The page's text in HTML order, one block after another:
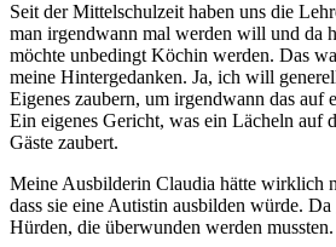
Seit der Mittelschulzeit haben uns die
man irgendwann mal werden will und da
möchte unbedingt Köchin werden. Das
meine Hintergedanken. Ja, ich will
Eigenes zaubern, um irgendwann das auf
Ein eigenes Gericht, was ein Lächeln auf
Gäste zaubert.
Meine Ausbilderin Claudia hätte wirklich
dass sie eine Autistin ausbilden würde. Da
Hürden, die überwunden werden mussten.